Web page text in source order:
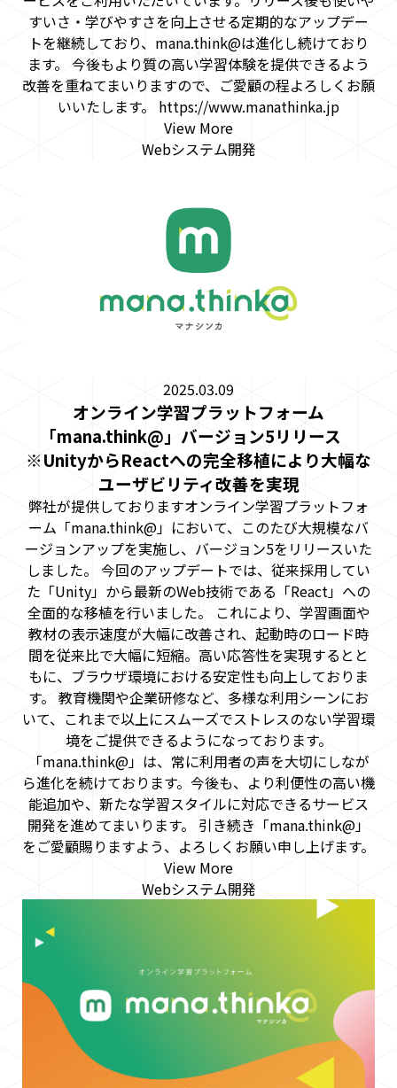
すいさ・学びやすさを向上させる定期的なアップデー
トを継続しており、mana.think@は進化し続けており
ます。 今後もより質の高い学習体験を提供できるよう
改善を重ねてまいりますので、ご愛顧の程よろしくお願
いいたします。 https://www.manathinka.jp
View More
Webシステム開発
2025.03.09
オンライン学習プラットフォーム
「mana.think@」バージョン5リリース
※UnityからReactへの完全移植により大幅な
ユーザビリティ改善を実現
弊社が提供しておりますオンライン学習プラットフォ
ーム「mana.think@」において、このたび大規模なバ
ージョンアップを実施し、バージョン5をリリースいた
しました。 今回のアップデートでは、従来採用してい
た「Unity」から最新のWeb技術である「React」への
全面的な移植を行いました。 これにより、学習画面や
教材の表示速度が大幅に改善され、起動時のロード時
間を従来比で大幅に短縮。高い応答性を実現するとと
もに、ブラウザ環境における安定性も向上しておりま
す。 教育機関や企業研修など、多様な利用シーンにお
いて、これまで以上にスムーズでストレスのない学習環
境をご提供できるようになっております。
「mana.think@」は、常に利用者の声を大切にしなが
ら進化を続けております。今後も、より利便性の高い機
能追加や、新たな学習スタイルに対応できるサービス
開発を進めてまいります。 引き続き「mana.think@」
をご愛顧賜りますよう、よろしくお願い申し上げます。
View More
Webシステム開発